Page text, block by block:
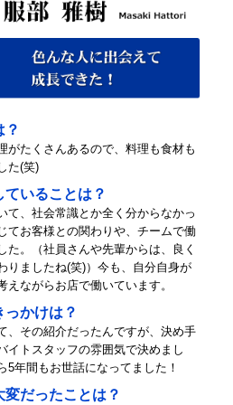
がたくさんあるので、料理も食材も
た(笑)
いることは？
て、社会常識とか全く分からなかっ
てお客様との関わりや、チームで働
た。（社員さんや先輩からは、良く
りましたね(笑)）今も、自分自身が
えながらお店で働いています。
かけは？
、その紹介だったんですが、決め手
イトスタッフの雰囲気で決めまし
5年間もお世話になってました！
だったことは？